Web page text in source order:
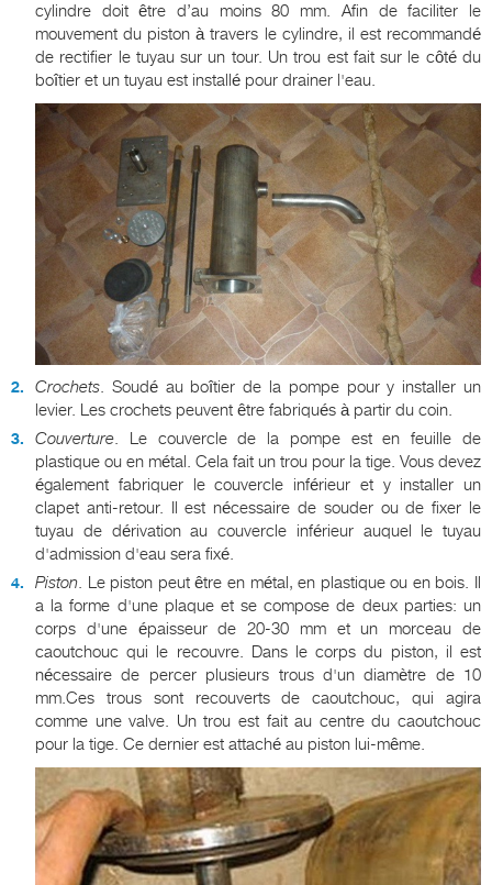
cylindre doit être d’au moins 80 mm. Afin de faciliter le
mouvement du piston à travers le cylindre, il est recommandé
de rectifier le tuyau sur un tour. Un trou est fait sur le côté du
boîtier et un tuyau est installé pour drainer l'eau.
Crochets. Soudé au boîtier de la pompe pour y installer un
levier. Les crochets peuvent être fabriqués à partir du coin.
Couverture. Le couvercle de la pompe est en feuille de
plastique ou en métal. Cela fait un trou pour la tige. Vous devez
également fabriquer le couvercle inférieur et y installer un
clapet anti-retour. Il est nécessaire de souder ou de fixer le
tuyau de dérivation au couvercle inférieur auquel le tuyau
d'admission d'eau sera fixé.
Piston. Le piston peut être en métal, en plastique ou en bois. Il
a la forme d'une plaque et se compose de deux parties: un
corps d'une épaisseur de 20-30 mm et un morceau de
caoutchouc qui le recouvre. Dans le corps du piston, il est
nécessaire de percer plusieurs trous d'un diamètre de 10
mm.Ces trous sont recouverts de caoutchouc, qui agira
comme une valve. Un trou est fait au centre du caoutchouc
pour la tige. Ce dernier est attaché au piston lui-même.